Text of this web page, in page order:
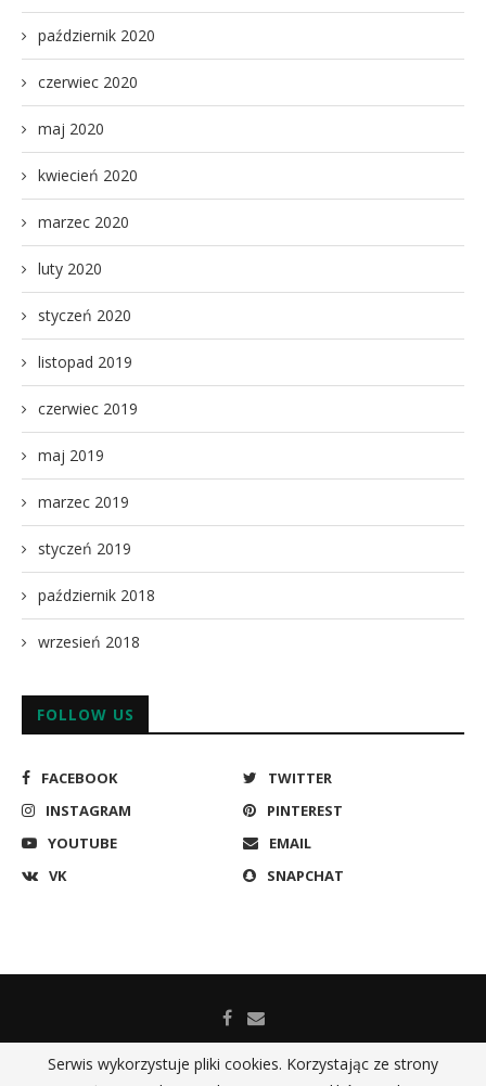
październik 2020
czerwiec 2020
maj 2020
kwiecień 2020
marzec 2020
luty 2020
styczeń 2020
listopad 2019
czerwiec 2019
maj 2019
marzec 2019
styczeń 2019
październik 2018
wrzesień 2018
FOLLOW US
FACEBOOK
TWITTER
INSTAGRAM
PINTEREST
YOUTUBE
EMAIL
VK
SNAPCHAT
Serwis wykorzystuje pliki cookies. Korzystając ze strony